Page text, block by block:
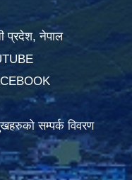
प्रदेश, नेपाल
सम्पर्क विवरण